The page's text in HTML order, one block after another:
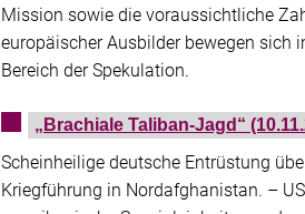
Mission sowie die voraussichtliche
europäischer Ausbilder bewegen sich
Bereich der Spekulation.
„Brachiale Taliban-Jagd“
Scheinheilige deutsche Entrüstung
Kriegführung in Nordafghanistan. –